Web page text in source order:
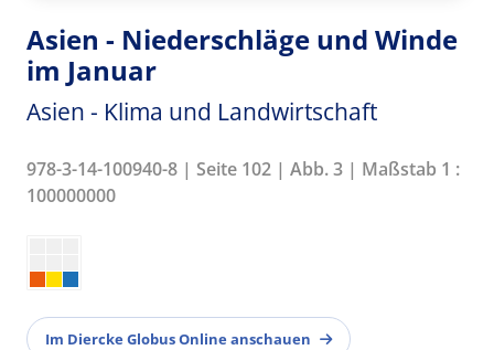
Asien - Niederschläge und Winde
im Januar
Asien - Klima und Landwirtschaft
978-3-14-100940-8 | Seite 102 | Abb. 3 | Maßstab 1 :
100000000
Im Diercke Globus Online anschauen